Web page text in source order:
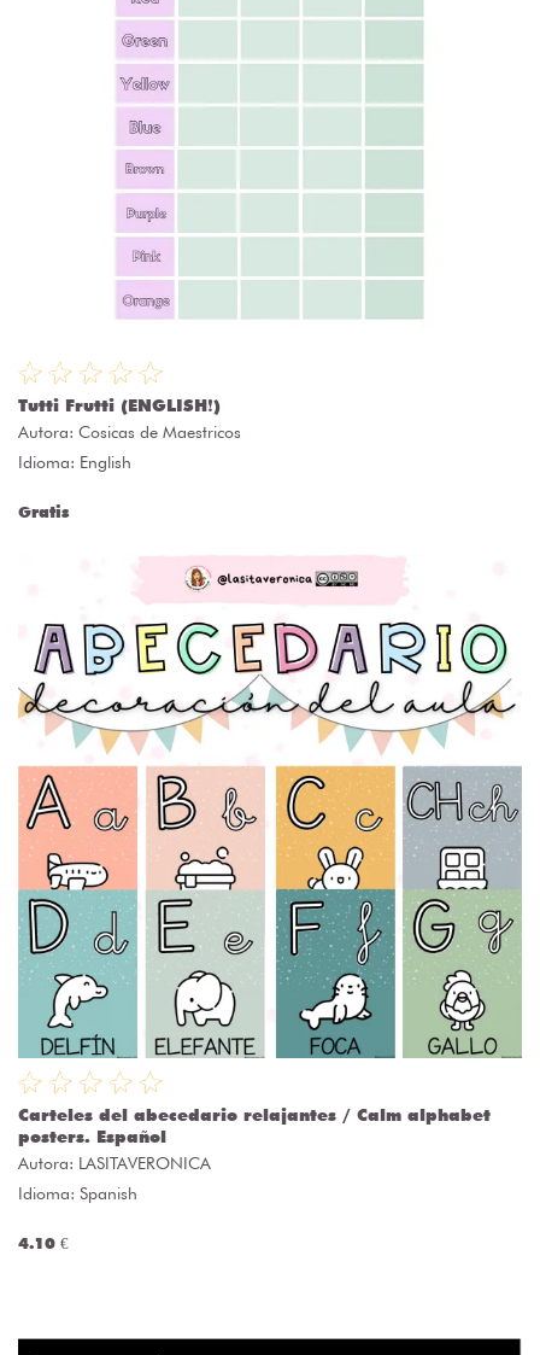
Tutti Frutti (ENGLISH❗)
Autora: Cosicas de Maestricos
Idioma: English
Gratis
Carteles del abecedario relajantes / Calm alphabet
posters. Español
Autora: LASITAVERONICA
Idioma: Spanish
4.10 €